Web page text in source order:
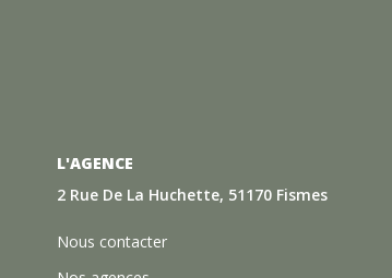
L'AGENCE
2 Rue De La Huchette, 51170 Fismes
Nous contacter